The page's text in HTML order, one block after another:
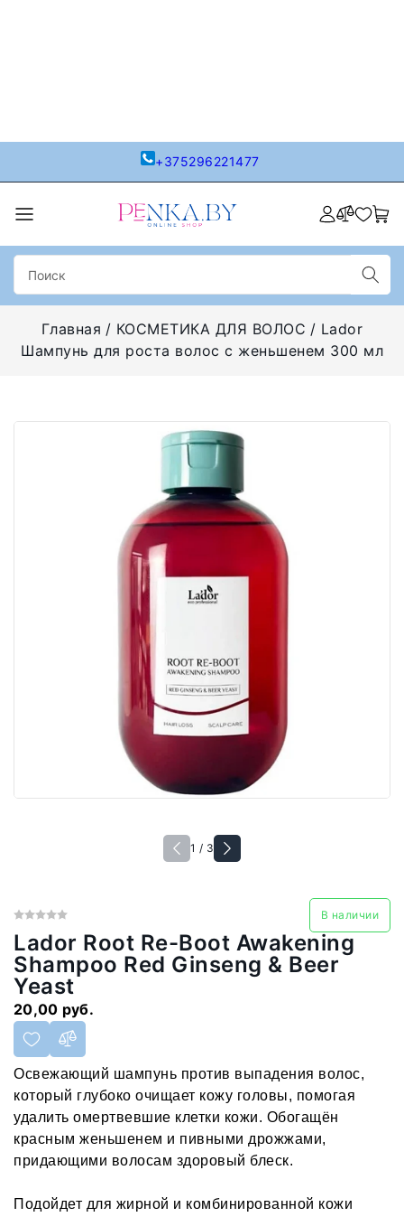
+375296221477
Главная КОСМЕТИКА ДЛЯ ВОЛОС
Lador
Шампунь для роста волос с женьшенем 300 мл
1 / 3
В наличии
Lador Root Re-Boot Awakening
Shampoo Red Ginseng & Beer
Yeast
20,00 руб.
Освежающий шампунь против выпадения волос,
который глубоко очищает кожу головы, помогая
удалить омертвевшие клетки кожи. Обогащён
красным женьшенем и пивными дрожжами,
придающими волосам здоровый блеск.
Подойдет для жирной и комбинированной кожи